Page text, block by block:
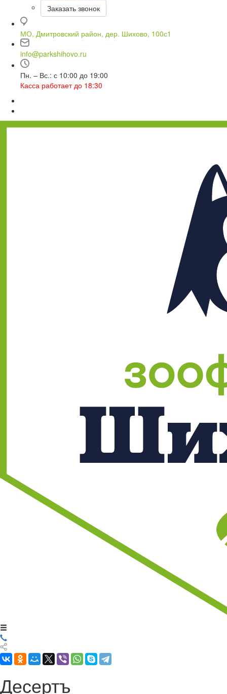
Заказать звонок
МО, Дмитровский район, дер. Шихово, 100с1
info@parkshihovo.ru
Пн. – Вс.: с 10:00 до 19:00
Касса работает до 18:30
Десертъ